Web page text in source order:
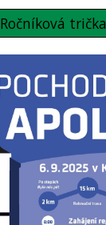
Ročníková trička